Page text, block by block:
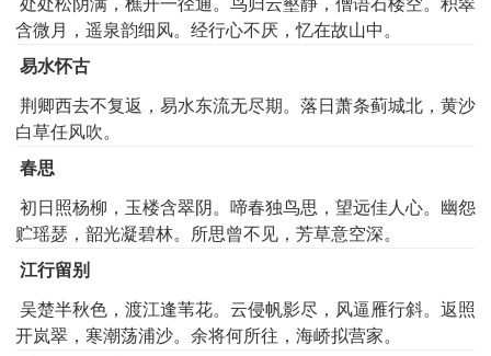
处处松阴满，樵开一径通。鸟归云壑静，僧语石楼空。积翠
含微月，遥泉韵细风。经行心不厌，忆在故山中。
易水怀古
荆卿西去不复返，易水东流无尽期。落日萧条蓟城北，黄沙
白草任风吹。
春思
初日照杨柳，玉楼含翠阴。啼春独鸟思，望远佳人心。幽怨
贮瑶瑟，韶光凝碧林。所思曾不见，芳草意空深。
江行留别
吴楚半秋色，渡江逢苇花。云侵帆影尽，风逼雁行斜。返照
开岚翠，寒潮荡浦沙。余将何所往，海峤拟营家。